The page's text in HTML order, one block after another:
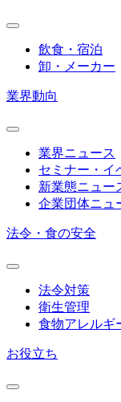
飲食・宿泊
卸・メーカー
業界動向
業界ニュース
セミナー・イ
新業態ニュー
企業団体ニュ
法令・食の安全
法令対策
衛生管理
食物アレルギ
お役立ち